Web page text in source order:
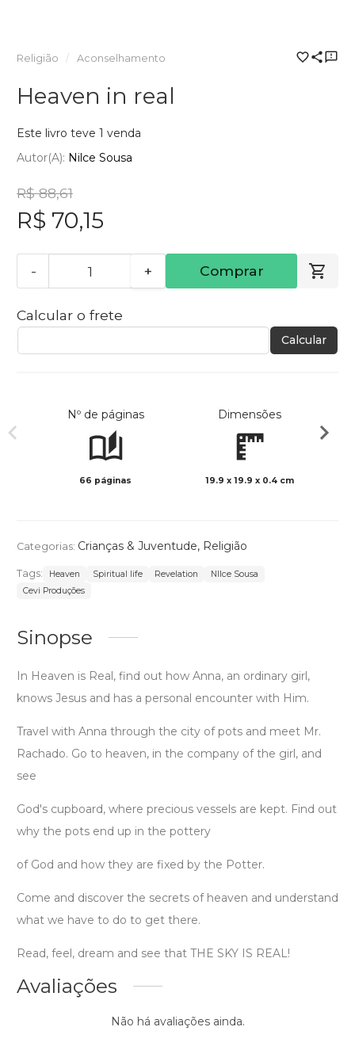
Religião Aconselhamento
Heaven in real
Este livro teve 1 venda
Autor(a): Nilce Sousa
R$ 88,61
R$ 70,15
- + Comprar
Calcular o frete
Calcular
Nº de páginas
66 páginas
Dimensões
19.9 x 19.9 x 0.4 cm
Categorias: Crianças & Juventude, Religião
Tags: Heaven Spiritual life Revelation
NIlce Sousa
Cevi Produções
Sinopse
In Heaven is Real, find out how Anna, an ordinary girl,
knows Jesus and has a personal encounter with Him.
Travel with Anna through the city of pots and meet Mr.
Rachado. Go to heaven, in the company of the girl, and
see
God's cupboard, where precious vessels are kept. Find out
why the pots end up in the pottery
of God and how they are fixed by the Potter.
Come and discover the secrets of heaven and understand
what we have to do to get there.
Read, feel, dream and see that THE SKY IS REAL!
Avaliações
Não há avaliações ainda.